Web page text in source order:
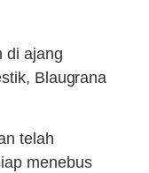
di ajang
Blaugrana
telah
menebus